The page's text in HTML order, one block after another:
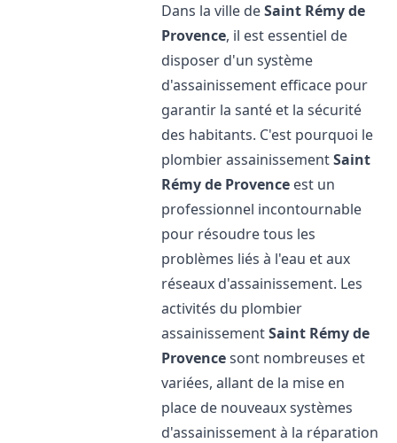
Dans la ville deSaint Rémy de
Provence, il est essentiel de
disposer d'un système
d'assainissement efficace pour
garantir la santé et la sécurité
des habitants. C'est pourquoi le
plombier assainissementSaint
Rémy de Provence est un
professionnel incontournable
pour résoudre tous les
problèmes liés à l'eau et aux
réseaux d'assainissement. Les
activités du plombier
assainissementSaint Rémy de
Provencesont nombreuses et
variées, allant de la mise en
place de nouveaux systèmes
d'assainissement à la réparation